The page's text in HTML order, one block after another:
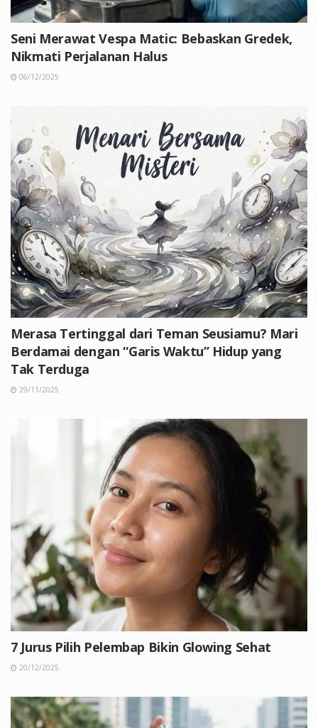
Seni Merawat Vespa Matic: Bebaskan Gredek,
Nikmati Perjalanan Halus
06/12/2025
Merasa Tertinggal dari Teman Seusiamu? Mari
Berdamai dengan “Garis Waktu” Hidup yang
Tak Terduga
29/11/2025
7 Jurus Pilih Pelembap Bikin Glowing Sehat
20/12/2025